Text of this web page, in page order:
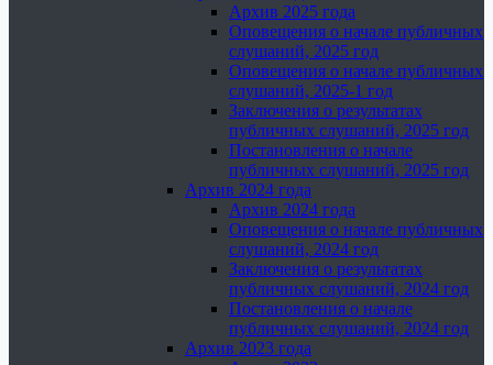
Архив 2025 года
Оповещения о начале публичных
слушаний, 2025 год
Оповещения о начале публичных
слушаний, 2025-1 год
Заключения о результатах
публичных слушаний, 2025 год
Постановления о начале
публичных слушаний, 2025 год
Архив 2024 года
Архив 2024 года
Оповещения о начале публичных
слушаний, 2024 год
Заключения о результатах
публичных слушаний, 2024 год
Постановления о начале
публичных слушаний, 2024 год
Архив 2023 года